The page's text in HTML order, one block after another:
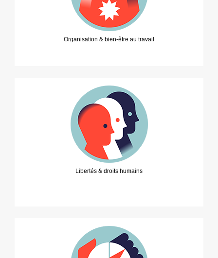
Organisation & bien-être au travail
Libertés & droits humains